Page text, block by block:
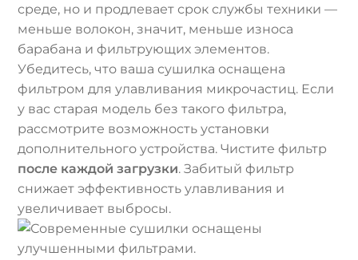
среде, но и продлевает срок службы техники —
меньше волокон, значит, меньше износа
барабана и фильтрующих элементов.
Убедитесь, что ваша сушилка оснащена
фильтром для улавливания микрочастиц. Если
у вас старая модель без такого фильтра,
рассмотрите возможность установки
дополнительного устройства. Чистите фильтр
после каждой загрузки. Забитый фильтр
снижает эффективность улавливания и
увеличивает выбросы.